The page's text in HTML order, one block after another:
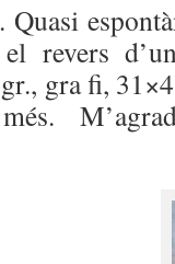
revers
gra fi,